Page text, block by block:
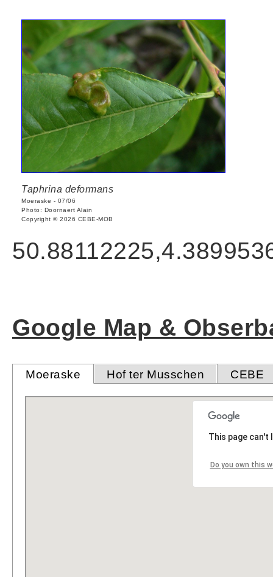
Taphrina deformans
Moeraske - 07/06
Photo: Doornaert Alain
Copyright © 2026 CEBE-MOB
Google Map &
Moeraske Hof ter Musschen CEBE